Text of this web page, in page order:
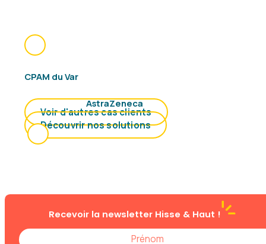
CPAM du Var
AstraZeneca
Voir d'autres cas clients
Découvrir nos solutions
Recevoir la newsletter Hisse & Haut !